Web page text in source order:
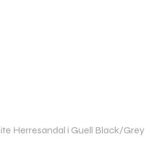
Herresandal i Guell Black/Grey